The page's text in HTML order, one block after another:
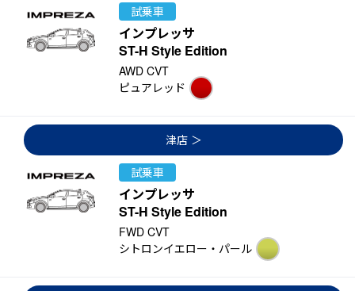
試乗車
インプレッサ
ST-H Style Edition
AWD CVT
ピュアレッド
津店
試乗車
インプレッサ
ST-H Style Edition
FWD CVT
シトロンイエロー・パール